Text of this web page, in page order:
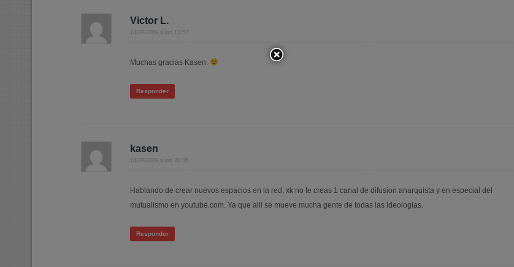
Victor L.
14/09/2009 a las 13:57
Muchas gracias Kasen.
Responder
kasen
14/09/2009 a las 20:36
Hablando de crear nuevos espacios en la red, xk no te creas 1 canal de difusion anarquista y en especial del
mutualismo en youtube.com. Ya que alli se mueve mucha gente de todas las ideologias.
Responder